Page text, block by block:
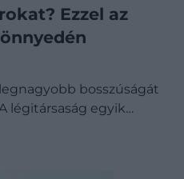
Ezzel az
bosszúságát
légitársaság egyik…